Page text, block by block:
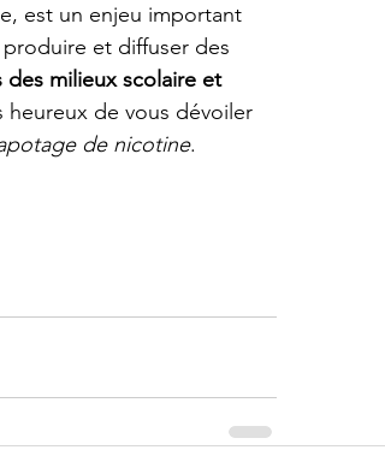
est un enjeu important
et diffuser des
milieux scolaire et
heureux de vous dévoiler
de nicotine.